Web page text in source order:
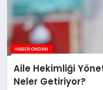
Aile Hekimliği
Neler Getiriyor?